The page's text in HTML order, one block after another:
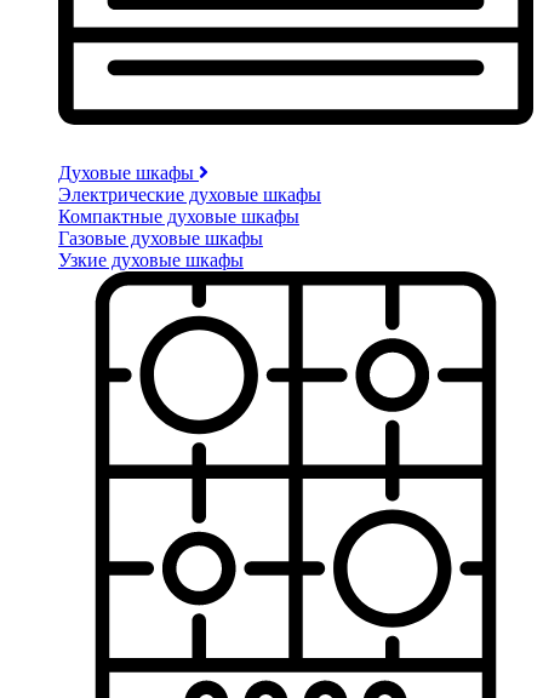
Духовые шкафы
Электрические духовые шкафы
Компактные духовые шкафы
Газовые духовые шкафы
Узкие духовые шкафы